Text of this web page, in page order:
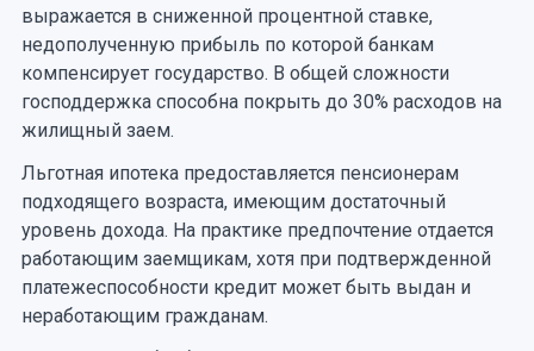
выражается в сниженной процентной ставке,
недополученную прибыль по которой банкам
компенсирует государство. В общей сложности
господдержка способна покрыть до 30% расходов на
жилищный заем.
Льготная ипотека предоставляется пенсионерам
подходящего возраста, имеющим достаточный
уровень дохода. На практике предпочтение отдается
работающим заемщикам, хотя при подтвержденной
платежеспособности кредит может быть выдан и
неработающим гражданам.